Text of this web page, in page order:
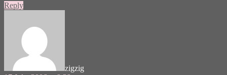
Reply
zigzig